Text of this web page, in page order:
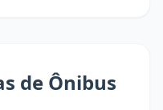
de Ônibus